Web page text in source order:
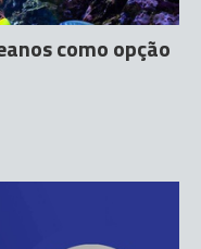
como opção